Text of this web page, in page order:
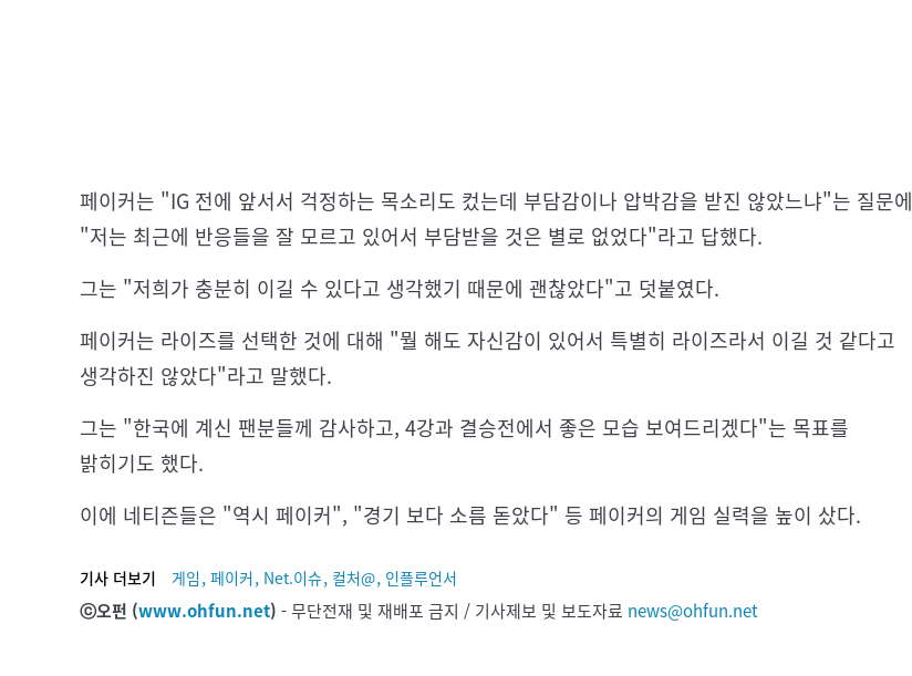
페이커는 "IG 전에 앞서서 걱정하는 목소리도 컸는데 부담감이나 압박감을 받진 않았느냐"는 질문에
"저는 최근에 반응들을 잘 모르고 있어서 부담받을 것은 별로 없었다"라고 답했다.
그는 "저희가 충분히 이길 수 있다고 생각했기 때문에 괜찮았다"고 덧붙였다.
페이커는 라이즈를 선택한 것에 대해 "뭘 해도 자신감이 있어서 특별히 라이즈라서 이길 것 같다고
생각하진 않았다"라고 말했다.
그는 "한국에 계신 팬분들께 감사하고, 4강과 결승전에서 좋은 모습 보여드리겠다"는 목표를
밝히기도 했다.
이에 네티즌들은 "역시 페이커", "경기 보다 소름 돋았다" 등 페이커의 게임 실력을 높이 샀다.
기사 더보기 게임, 페이커, Net.이슈, 컬처@, 인플루언서
ⓒ오펀 (www.ohfun.net) - 무단전재 및 재배포 금지 / 기사제보 및 보도자료 news@ohfun.net